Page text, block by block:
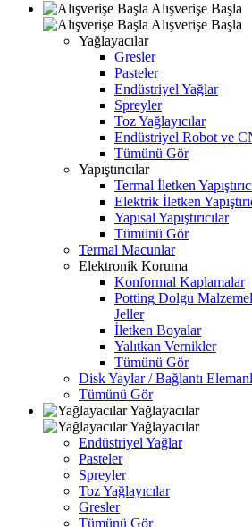
Alışverişe Başla
Alışverişe Başla
Yağlayacılar
Gresler
Pasteler
Endüstriyel Yağlar
Spreyler
Toz Yağlayıcılar
Endüstriyel Robot ve
Tümünü Gör
Yapıştırıcılar
Termal İletken
Elektrik İletken
Yapısal Yapıştırıcılar
Tümünü Gör
Termal Macunlar
Elektronik Koruma
Konformal Kaplamalar
Potting Dolgu
Jeller
İletken Boyalar
Yalıtkan Vernikler
Tümünü Gör
Disk Yaylar / Bağlantı
Tümünü Gör
Yağlayacılar
Yağlayacılar
Endüstriyel Yağlar
Pasteler
Spreyler
Toz Yağlayıcılar
Gresler
Tümünü Gör